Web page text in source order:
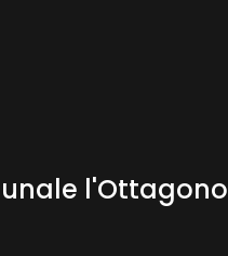
l'Ottagono